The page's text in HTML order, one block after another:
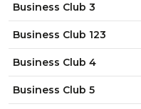
Business Club 3
Business Club 123
Business Club 4
Business Club 5